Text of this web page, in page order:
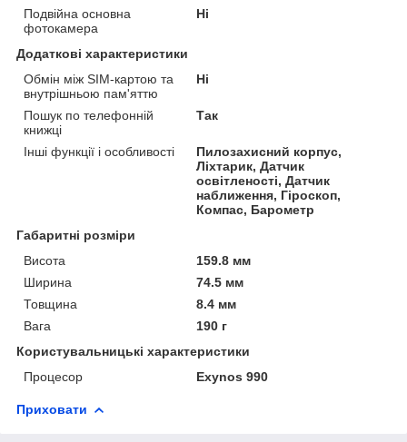
Подвійна основна
фотокамера
Ні
Додаткові характеристики
Обмін між SIM-картою та
внутрішньою пам'яттю
Ні
Пошук по телефонній
книжці
Так
Інші функції і особливості
Пилозахисний корпус,
Ліхтарик, Датчик
освітленості, Датчик
наближення, Гіроскоп,
Компас, Барометр
Габаритні розміри
Висота
159.8 мм
Ширина
74.5 мм
Товщина
8.4 мм
Вага
190 г
Користувальницькі характеристики
Процесор
Exynos 990
Приховати